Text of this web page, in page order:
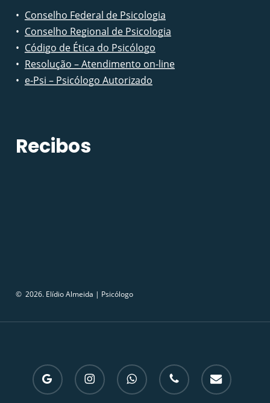
Conselho Federal de Psicologia
Conselho Regional de Psicologia
Código de Ética do Psicólogo
Resolução – Atendimento on-line
e-Psi – Psicólogo Autorizado
Recibos
© 2026. Elídio Almeida | Psicólogo
google-
plus
instagram whatsapp phone email